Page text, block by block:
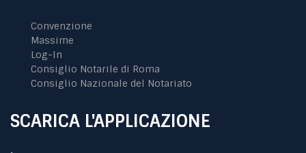
Convenzione
Massime
Log-In
Consiglio Notarile di Roma
Consiglio Nazionale del Notariato
SCARICA L'APPLICAZIONE